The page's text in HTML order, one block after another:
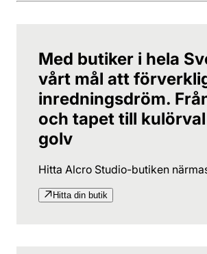
Med butiker i hela
vårt mål att
inredningsdröm.
och tapet till
golv
Hitta Alcro Studio-butiken
Hitta din butik